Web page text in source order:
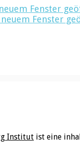
Fenster
Fenster
Institut ist eine